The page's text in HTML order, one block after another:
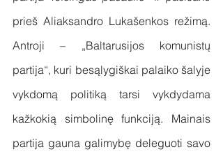
prieš Aliaksandro Lukašenkos režimą.
Antroji – „Baltarusijos komunistų
partija“, kuri besąlygiškai palaiko šalyje
vykdomą politiką tarsi vykdydama
kažkokią simbolinę funkciją. Mainais
partija gauna galimybę deleguoti savo